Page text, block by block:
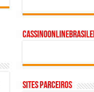
SITES PARCEIROS